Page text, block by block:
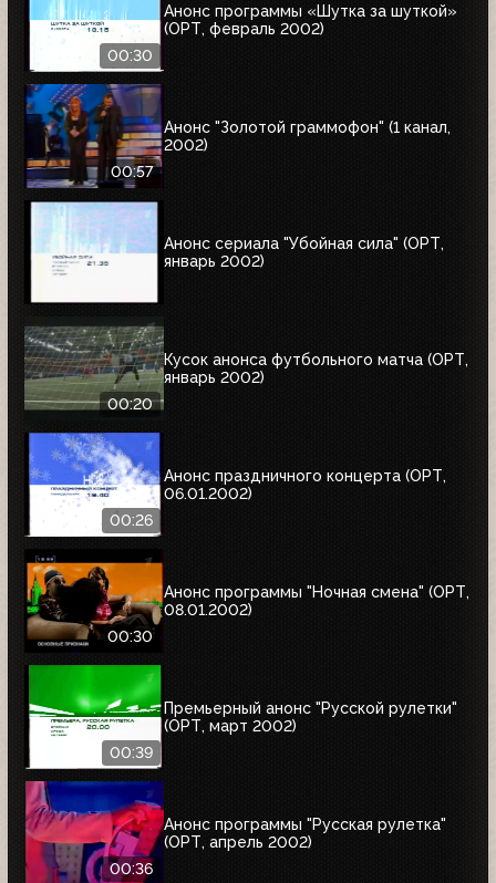
00:30
Анонс программы «Шутка за шуткой»
(ОРТ, февраль 2002)
00:57
Анонс "Золотой граммофон" (1 канал,
2002)
Анонс сериала "Убойная сила" (ОРТ,
январь 2002)
00:20
Кусок анонса футбольного матча (ОРТ,
январь 2002)
00:26
Анонс праздничного концерта (ОРТ,
06.01.2002)
00:30
Анонс программы "Ночная смена" (ОРТ,
08.01.2002)
00:39
Премьерный анонс "Русской рулетки"
(ОРТ, март 2002)
00:36
Анонс программы "Русская рулетка"
(ОРТ, апрель 2002)